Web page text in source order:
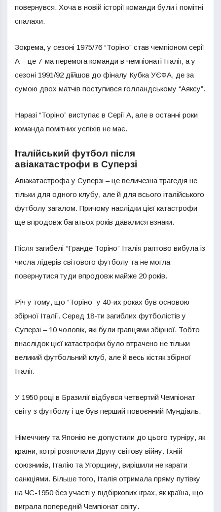
повернувся. Хоча в новій історії команди були і помітні
спалахи.
Зокрема, у сезоні 1975/76 “Торіно” став чемпіоном серії
А – це 7-ма перемога команди в чемпіонаті Італії, а у
сезоні 1991/92 дійшов до фіналу Кубка УЄФА, де за
сумою двох матчів поступився голландському “Аяксу”.
Наразі “Торіно” виступає в Серії А, але в останні роки
команда помітних успіхів не має.
Італійський футбол після
авіакатастрофи в Суперзі
Авіакатастрофа у Суперзі – це величезна трагедія не
тільки для одного клубу, але й для всього італійського
футболу загалом. Причому наслідки цієї катастрофи
ще впродовж багатьох років давалися взнаки.
Після загибелі “Гранде Торіно” Італія раптово вибула із
числа лідерів світового футболу та не могла
повернутися туди впродовж майже 20 років.
Річ у тому, що “Торіно” у 40-их роках був основою
збірної Італії. Серед 18-ти загиблих футболістів у
Суперзі – 10 чоловік, які були гравцями збірної. Тобто
внаслідок цієї катастрофи було втрачено не тільки
великий футбольний клуб, але й весь кістяк збірної
Італії.
У 1950 році в Бразилії відбувся четвертий Чемпіонат
світу з футболу і це був перший повоєнний Мундіаль.
Німеччину та Японію не допустили до цього турніру, як
країни, котрі розпочали Другу світову війну. Їхній
союзників, Італію та Угорщину, вирішили не карати
санкціями. Більше того, Італія отримала пряму путівку
на ЧС-1950 без участі у відбіркових іграх, як країна, що
виграла попередній Чемпіонат світу.